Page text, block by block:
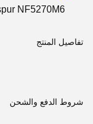
تفاصيل المنتج
شروط الدفع والشحن